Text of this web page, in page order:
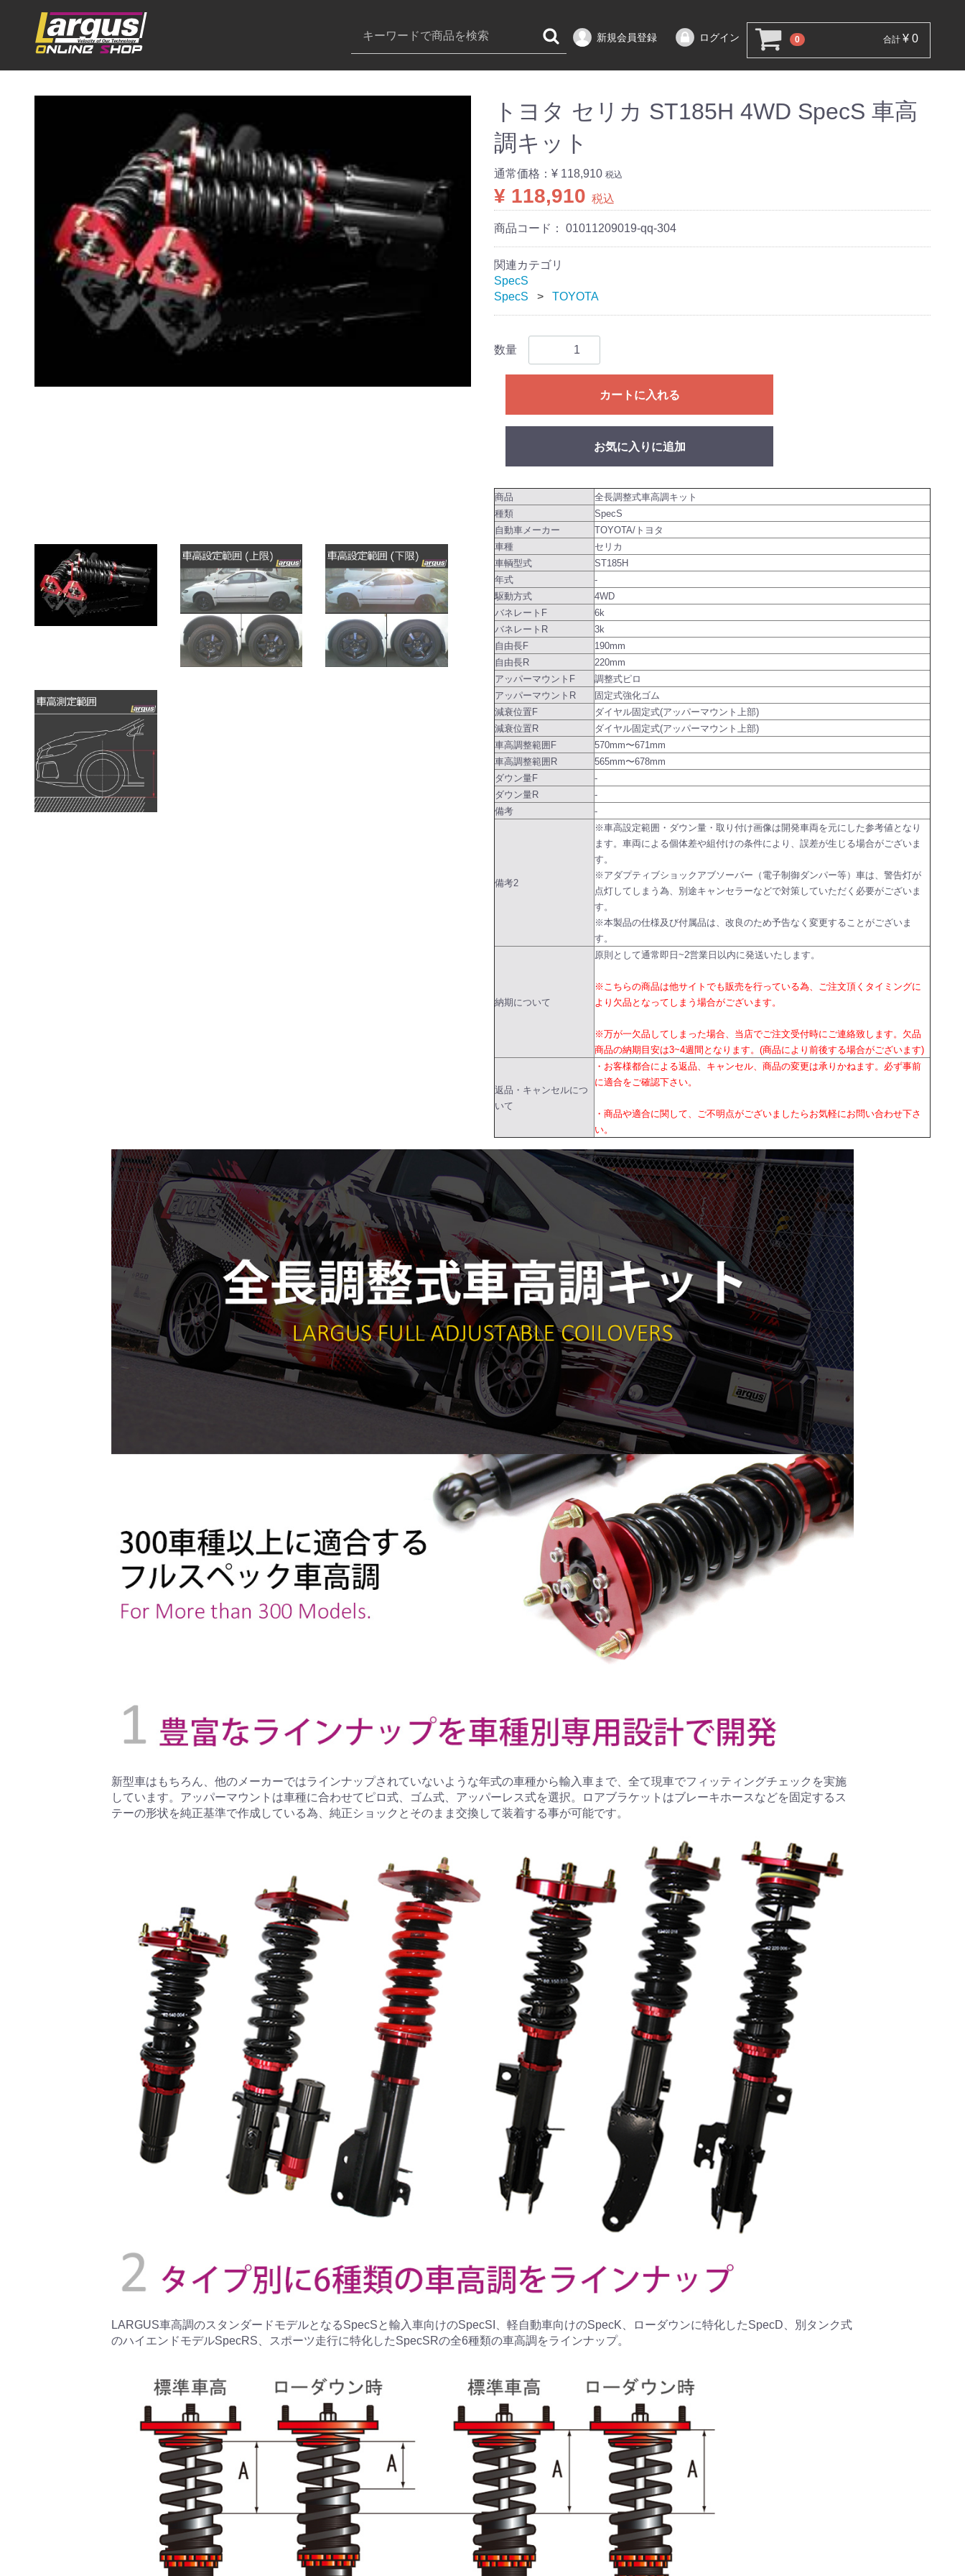
0 合計 ¥ 0
新規会員登録 ログイン
トヨタ セリカ ST185H 4WD SpecS 車高
調キット
通常価格： ¥ 118,910 税込
¥ 118,910 税込
商品コード： 01011209019-qq-304
関連カテゴリ
SpecS
SpecS
TOYOTA
数量
カートに入れる
お気に入りに追加
商品
全長調整式車高調キット
種類
SpecS
自動車メーカー
TOYOTA/トヨタ
車種
セリカ
車輌型式
ST185H
年式
-
駆動方式
4WD
バネレートF
6k
バネレートR
3k
自由長F
190mm
自由長R
220mm
アッパーマウントF
調整式ピロ
アッパーマウントR
固定式強化ゴム
減衰位置F
ダイヤル固定式(アッパーマウント上部)
減衰位置R
ダイヤル固定式(アッパーマウント上部)
車高調整範囲F
570mm〜671mm
車高調整範囲R
565mm〜678mm
ダウン量F
-
ダウン量R
-
備考
-
備考2
※車高設定範囲・ダウン量・取り付け画像は開発車両を元にした参考値となり
ます。車両による個体差や組付けの条件により、誤差が生じる場合がございま
す。
※アダプティブショックアブソーバー（電子制御ダンパー等）車は、警告灯が
点灯してしまう為、別途キャンセラーなどで対策していただく必要がございま
す。
※本製品の仕様及び付属品は、改良のため予告なく変更することがございま
す。
納期について
原則として通常即日~2営業日以内に発送いたします。
※こちらの商品は他サイトでも販売を行っている為、ご注文頂くタイミングに
より欠品となってしまう場合がございます。
※万が一欠品してしまった場合、当店でご注文受付時にご連絡致します。欠品
商品の納期目安は3~4週間となります。(商品により前後する場合がございます)
返品・キャンセルにつ
いて
・お客様都合による返品、キャンセル、商品の変更は承りかねます。必ず事前
に適合をご確認下さい。
・商品や適合に関して、ご不明点がございましたらお気軽にお問い合わせ下さ
い。
新型車はもちろん、他のメーカーではラインナップされていないような年式の車種から輸入車まで、全て現車でフィッティングチェックを実施
しています。アッパーマウントは車種に合わせてピロ式、ゴム式、アッパーレス式を選択。ロアブラケットはブレーキホースなどを固定するス
テーの形状を純正基準で作成している為、純正ショックとそのまま交換して装着する事が可能です。
LARGUS車高調のスタンダードモデルとなるSpecSと輸入車向けのSpecSI、軽自動車向けのSpecK、ローダウンに特化したSpecD、別タンク式
のハイエンドモデルSpecRS、スポーツ走行に特化したSpecSRの全6種類の車高調をラインナップ。